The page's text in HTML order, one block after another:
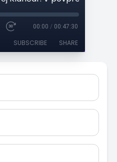
00:00 / 00:47:30
SUBSCRIBE SHARE